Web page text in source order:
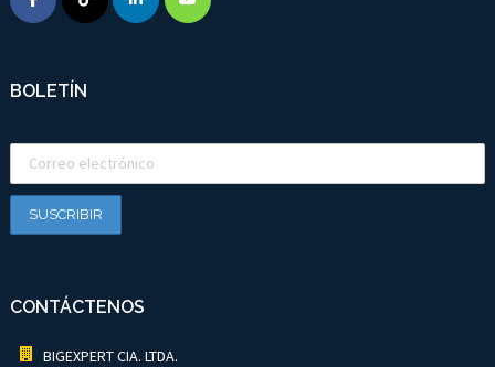
BOLETÍN
CONTÁCTENOS
BIGEXPERT CIA. LTDA.